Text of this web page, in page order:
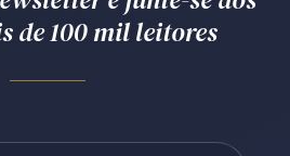
Receba por RSS
/PR CEP80240-000
de 100 mil leitores